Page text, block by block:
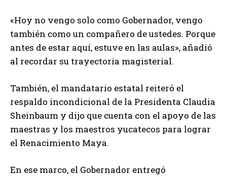
«Hoy no vengo solo como Gobernador, vengo
también como un compañero de ustedes. Porque
antes de estar aquí, estuve en las aulas», añadió
al recordar su trayectoria magisterial.
También, el mandatario estatal reiteró el
respaldo incondicional de la Presidenta Claudia
Sheinbaum y dijo que cuenta con el apoyo de las
maestras y los maestros yucatecos para lograr
el Renacimiento Maya.
En ese marco, el Gobernador entregó